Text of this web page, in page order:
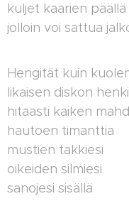
kuljet kaarien
jolloin voi sattua
Hengität kuin
likaisen diskon
hitaasti kaiken
hautoen timanttia
mustien takkiesi
oikeiden silmiesi
sanojesi sisällä